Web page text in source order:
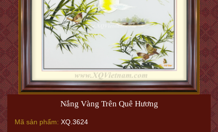
Nắng Vàng Trên Quê Hương
Mã sản phẩm: XQ.3624